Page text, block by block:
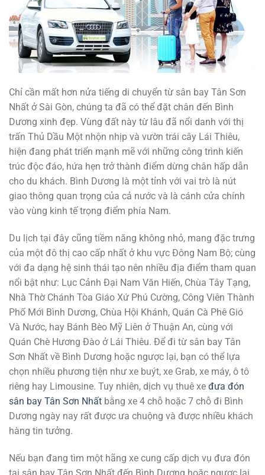
Chỉ cần mất hơn nửa tiếng di chuyển từ sân bay Tân Sơn
Nhất ở Sài Gòn, chúng ta đã có thể đặt chân đến Bình
Dương xinh đẹp. Vùng đất này từ lâu đã nổi danh với thị
trấn Thủ Dầu Một nhộn nhịp và vườn trái cây Lái Thiêu,
hiện đang phát triển mạnh mẽ với những công trình kiến
trúc độc đáo, hứa hẹn trở thành điểm dừng chân hấp dẫn
cho du khách. Bình Dương là một tỉnh với vai trò là nút
giao thông quan trọng của cả nước và là cánh cửa chính
vào vùng kinh tế trọng điểm phía Nam.
Du lịch tại đây cũng tiềm năng không nhỏ, mang đặc trưng
của một đô thị cao cấp nhất ở khu vực Đông Nam Bộ; cùng
với đa dạng hệ sinh thái tạo nên nhiều địa điểm tham quan
nổi bật như: Lục Cảnh Đại Nam Văn Hiến, Chùa Tây Tạng,
Nhà Thờ Chánh Tòa Giáo Xứ Phú Cường, Công Viên Thành
Phố Mới Bình Dương, Chùa Hội Khánh, Quán Cà Phê Gió
Và Nước, hay Bánh Bèo Mỹ Liên ở Thuận An, cùng với
Quán Chè Hương Đào ở Lái Thiêu. Để đi từ sân bay Tân
Sơn Nhất về Bình Dương hoặc ngược lại, bạn có thể lựa
chọn nhiều phương tiện như xe buýt, xe Grab, xe máy, ô tô
riêng hay Limousine. Tuy nhiên, dịch vụ thuê xe đưa đón
sân bay Tân Sơn Nhất bằng xe 4 chỗ hoặc 7 chỗ đi Bình
Dương ngày nay rất được ưa chuộng và được nhiều khách
hàng tin tưởng.
Nếu bạn đang tìm một hãng xe cung cấp dịch vụ đưa đón